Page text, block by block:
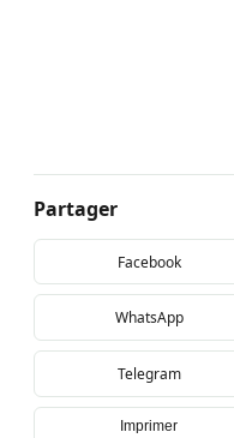
Partager
Facebook
WhatsApp
Telegram
Imprimer